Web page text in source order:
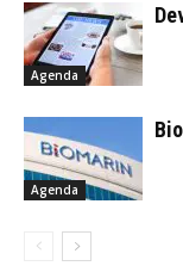
Agenda
Agenda